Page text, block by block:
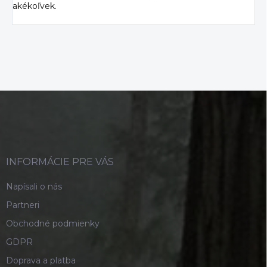
akékoľvek.
INFORMÁCIE PRE VÁS
Napísali o nás
Partneri
Obchodné podmienky
GDPR
Doprava a platba